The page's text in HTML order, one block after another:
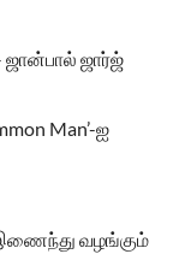
ஜார்ஜ்
Man’-ஐ
இணைந்து வழங்கும்